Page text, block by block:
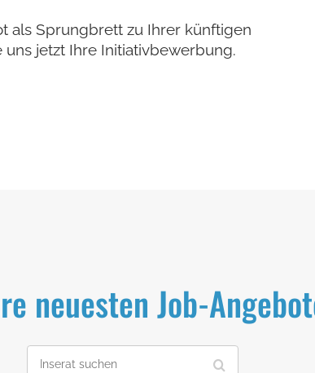
als Sprungbrett zu Ihrer künftigen
uns jetzt Ihre Initiativbewerbung.
neuesten Job-
I